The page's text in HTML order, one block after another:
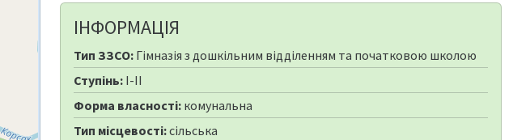
ІНФОРМАЦІЯ
Тип ЗЗСО: Гімназія з дошкільним відділенням та початковою школою
Ступінь: I-II
Форма власності: комунальна
Тип місцевості:сільська